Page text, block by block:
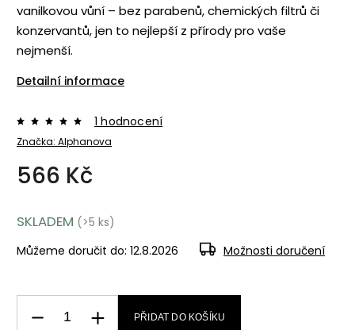
vanilkovou vůní – bez parabenů, chemických filtrů či
konzervantů, jen to nejlepší z přírody pro vaše
nejmenší.
Detailní informace
Značka: Alphanova
1 hodnocení
566 Kč
SKLADEM (>5 ks)
Můžeme doručit do: 12.8.2026 Možnosti doručení
PŘIDAT DO KOŠÍKU